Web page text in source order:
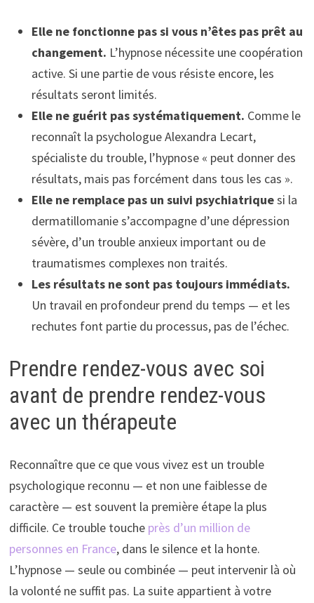
Elle ne fonctionne pas si vous n’êtes pas prêt au
changement. L’hypnose nécessite une coopération
active. Si une partie de vous résiste encore, les
résultats seront limités.
Elle ne guérit pas systématiquement. Comme le
reconnaît la psychologue Alexandra Lecart,
spécialiste du trouble, l’hypnose « peut donner des
résultats, mais pas forcément dans tous les cas ».
Elle ne remplace pas un suivi psychiatriquesi la
dermatillomanie s’accompagne d’une dépression
sévère, d’un trouble anxieux important ou de
traumatismes complexes non traités.
Les résultats ne sont pas toujours immédiats.
Un travail en profondeur prend du temps — et les
rechutes font partie du processus, pas de l’échec.
Prendre rendez-vous avec soi
avant de prendre rendez-vous
avec un thérapeute
Reconnaître que ce que vous vivez est un trouble
psychologique reconnu — et non une faiblesse de
caractère — est souvent la première étape la plus
difficile. Ce trouble touche près d’un million de
personnes en France, dans le silence et la honte.
L’hypnose — seule ou combinée — peut intervenir là où
la volonté ne suffit pas. La suite appartient à votre